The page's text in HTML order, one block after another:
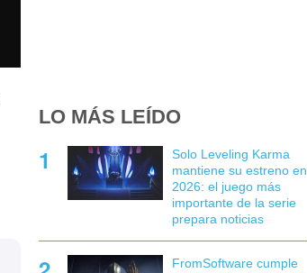
LO MÁS LEÍDO
Solo Leveling Karma
mantiene su estreno en
2026: el juego más
importante de la serie
prepara noticias
FromSoftware cumple